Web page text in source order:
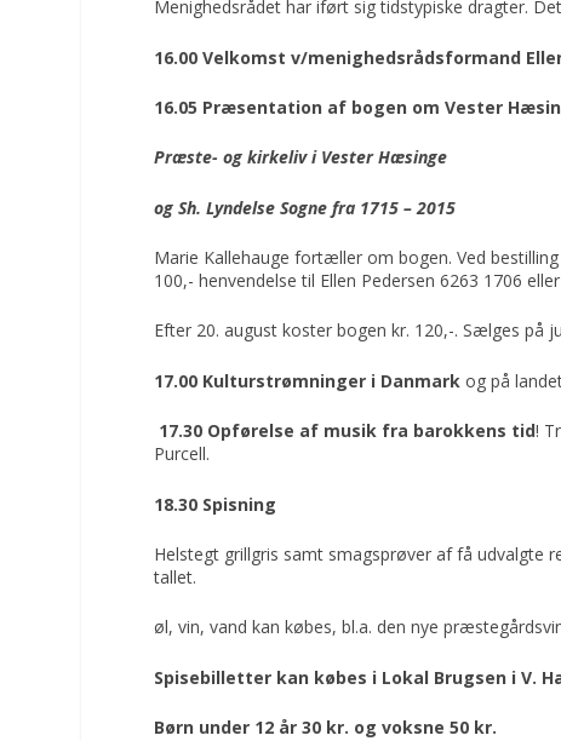
Menighedsrådet har iført sig tidstypiske dragter.
16.00 Velkomst v/menighedsrådsformand
16.05 Præsentation af bogen omVester
Præste- og kirkeliv i Vester Hæsinge
og Sh. Lyndelse Sogne fra 1715 – 2015
Marie Kallehauge fortæller om bogen. Ved
100,- henvendelse til Ellen Pedersen 6263 1706
Efter 20. august koster bogen kr. 120,-. Sælges på
17.00 Kulturstrømninger i Danmarkog på
17.30 Opførelse af musik fra barokkens tid!
Purcell.
18.30 Spisning
Helstegt grillgris samt smagsprøver af få udvalgte
tallet.
øl, vin, vand kan købes, bl.a. den nye
Spisebilletter kan købes i Lokal Brugsen i V.
Børn under 12 år 30 kr. og voksne 50 kr.